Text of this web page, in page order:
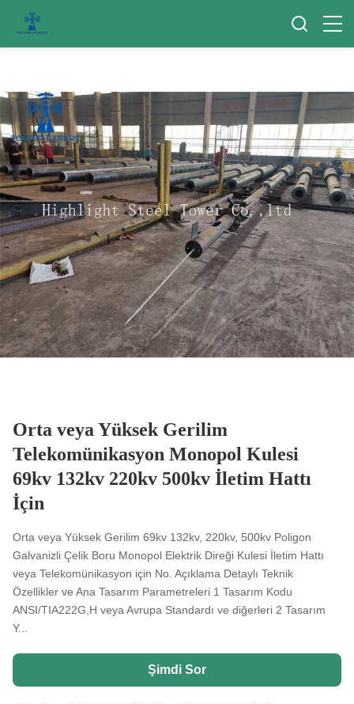
Orta veya Yüksek Gerilim
Telekomünikasyon Monopol Kulesi
69kv 132kv 220kv 500kv İletim Hattı
İçin
Orta veya Yüksek Gerilim 69kv 132kv, 220kv, 500kv Poligon
Galvanizli Çelik Boru Monopol Elektrik Direği Kulesi İletim Hattı
veya Telekomünikasyon için No. Açıklama Detaylı Teknik
Özellikler ve Ana Tasarım Parametreleri 1 Tasarım Kodu
ANSI/TIA222G,H veya Avrupa Standardı ve diğerleri 2 Tasarım
Y...
Şimdi Sor